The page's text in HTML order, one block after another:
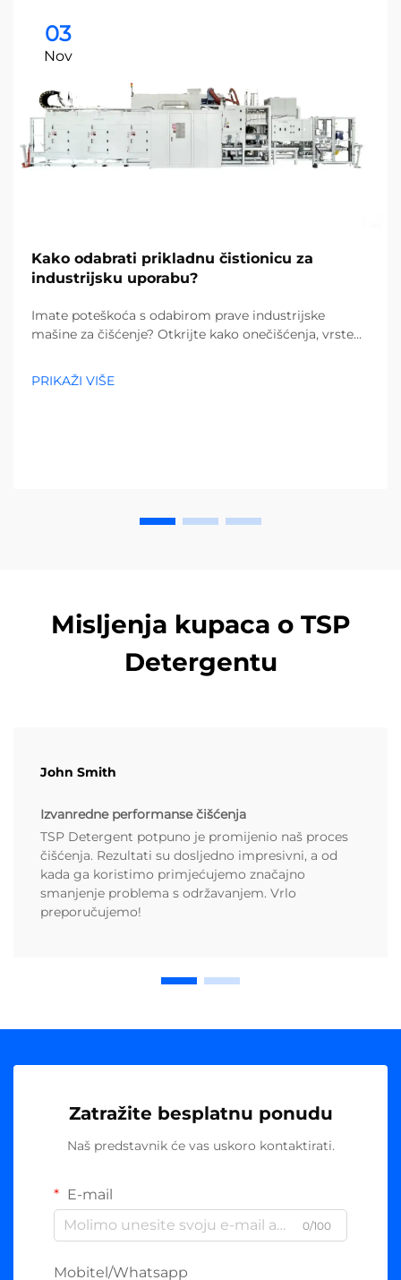
03
Nov
Kako odabrati prikladnu čistionicu za
industrijsku uporabu?
Imate poteškoća s odabirom prave industrijske
mašine za čišćenje? Otkrijte kako onečišćenja, vrste
troškove i povećajte učinkovitost – preuzmite potpuni
vodič već danas.
PRIKAŽI VIŠE
Misljenja kupaca o TSP
Detergentu
John Smith
Izvanredne performanse čišćenja
TSP Detergent potpuno je promijenio naš proces
čišćenja. Rezultati su dosljedno impresivni, a od
kada ga koristimo primjećujemo značajno
smanjenje problema s održavanjem. Vrlo
preporučujemo!
Zatražite besplatnu ponudu
Naš predstavnik će vas uskoro kontaktirati.
E-mail
0/100
Mobitel/Whatsapp